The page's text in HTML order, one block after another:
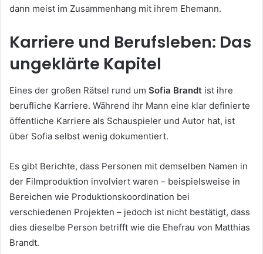
dann meist im Zusammenhang mit ihrem Ehemann.
Karriere und Berufsleben: Das
ungeklärte Kapitel
Eines der großen Rätsel rund um Sofia Brandt ist ihre
berufliche Karriere. Während ihr Mann eine klar definierte
öffentliche Karriere als Schauspieler und Autor hat, ist
über Sofia selbst wenig dokumentiert.
Es gibt Berichte, dass Personen mit demselben Namen in
der Filmproduktion involviert waren – beispielsweise in
Bereichen wie Produktionskoordination bei
verschiedenen Projekten – jedoch ist nicht bestätigt, dass
dies dieselbe Person betrifft wie die Ehefrau von Matthias
Brandt.